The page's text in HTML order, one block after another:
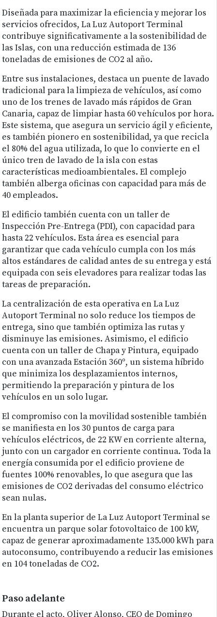
Diseñada para maximizar la eficiencia y mejorar los
servicios ofrecidos, La Luz Autoport Terminal
contribuye significativamente a la sostenibilidad de
las Islas, con una reducción estimada de 136
toneladas de emisiones de CO2 al año.
Entre sus instalaciones, destaca un puente de lavado
tradicional para la limpieza de vehículos, así como
uno de los trenes de lavado más rápidos de Gran
Canaria, capaz de limpiar hasta 60 vehículos por hora.
Este sistema, que asegura un servicio ágil y eficiente,
es también pionero en sostenibilidad, ya que recicla
el 80% del agua utilizada, lo que lo convierte en el
único tren de lavado de la isla con estas
características medioambientales. El complejo
también alberga oficinas con capacidad para más de
40 empleados.
El edificio también cuenta con un taller de
Inspección Pre-Entrega (PDI), con capacidad para
hasta 22 vehículos. Esta área es esencial para
garantizar que cada vehículo cumpla con los más
altos estándares de calidad antes de su entrega y está
equipada con seis elevadores para realizar todas las
tareas de preparación.
La centralización de esta operativa en La Luz
Autoport Terminal no solo reduce los tiempos de
entrega, sino que también optimiza las rutas y
disminuye las emisiones. Asimismo, el edificio
cuenta con un taller de Chapa y Pintura, equipado
con una avanzada Estación 360º, un sistema híbrido
que minimiza los desplazamientos internos,
permitiendo la preparación y pintura de los
vehículos en un solo lugar.
El compromiso con la movilidad sostenible también
se manifiesta en los 30 puntos de carga para
vehículos eléctricos, de 22 KW en corriente alterna,
junto con un cargador en corriente continua. Toda la
energía consumida por el edificio proviene de
fuentes 100% renovables, lo que asegura que las
emisiones de CO2 derivadas del consumo eléctrico
sean nulas.
En la planta superior de La Luz Autoport Terminal se
encuentra un parque solar fotovoltaico de 100 kW,
capaz de generar aproximadamente 135.000 kWh para
autoconsumo, contribuyendo a reducir las emisiones
en 104 toneladas de CO2.
Paso adelante
Durante el acto, Oliver Alonso, CEO de Domingo